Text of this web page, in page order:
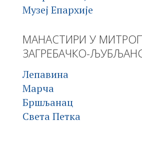
Музеј Епархије
МАНАСТИРИ У
ЗАГРЕБАЧКО-
Лепавина
Марча
Бршљанац
Света Петка